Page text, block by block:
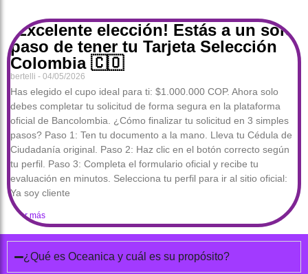
¡Excelente elección! Estás a un solo
paso de tener tu Tarjeta Selección
Colombia 🇨🇴
bertelli 04/05/2026
Has elegido el cupo ideal para ti: $1.000.000 COP. Ahora solo
debes completar tu solicitud de forma segura en la plataforma
oficial de Bancolombia. ¿Cómo finalizar tu solicitud en 3 simples
pasos? Paso 1: Ten tu documento a la mano. Lleva tu Cédula de
Ciudadanía original. Paso 2: Haz clic en el botón correcto según
tu perfil. Paso 3: Completa el formulario oficial y recibe tu
evaluación en minutos. Selecciona tu perfil para ir al sitio oficial:
Ya soy cliente
Leer más
¿Qué es Oceanica y cuál es su propósito?